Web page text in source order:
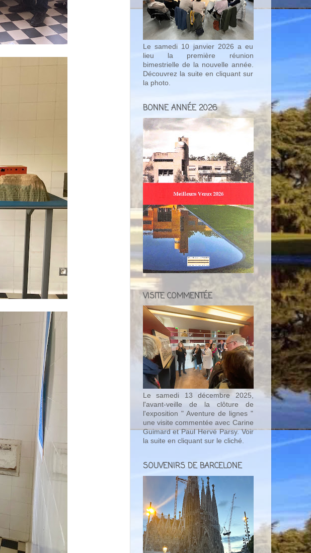
Le samedi 10 janvier 2026 a eu
lieu la première réunion
bimestrielle de la nouvelle année.
Découvrez la suite en cliquant sur
la photo.
BONNE ANNÉE 2026
VISITE COMMENTÉE
Le samedi 13 décembre 2025,
l'avant-veille de la clôture de
l'exposition " Aventure de lignes "
une visite commentée avec Carine
Guimard et Paul Hervé Parsy. Voir
la suite en cliquant sur le cliché.
SOUVENIRS DE BARCELONE